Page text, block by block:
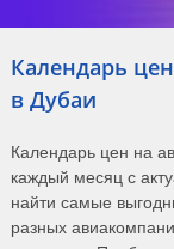
Календарь
в Дубаи
Календарь цен на
каждый месяц с
найти самые
разных